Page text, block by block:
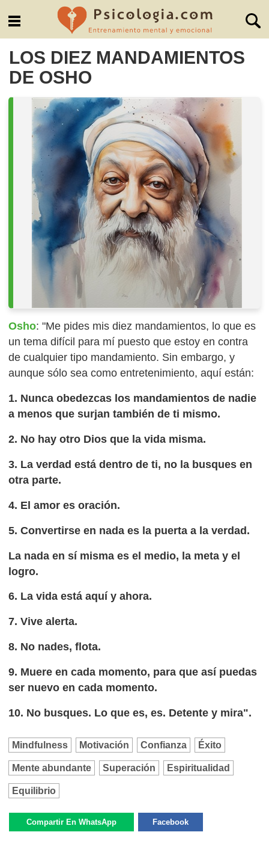
LOS DIEZ MANDAMIENTOS
DE OSHO
Osho: "Me pides mis diez mandamientos, lo que es
un tema difícil para mí puesto que estoy en contra
de cualquier tipo mandamiento. Sin embargo, y
aunque sólo sea como entretenimiento, aquí están:
1. Nunca obedezcas los mandamientos de nadie
a menos que surjan también de ti mismo.
2. No hay otro Dios que la vida misma.
3. La verdad está dentro de ti, no la busques en
otra parte.
4. El amor es oración.
5. Convertirse en nada es la puerta a la verdad.
La nada en sí misma es el medio, la meta y el
logro.
6. La vida está aquí y ahora.
7. Vive alerta.
8. No nades, flota.
9. Muere en cada momento, para que así puedas
ser nuevo en cada momento.
10. No busques. Lo que es, es. Detente y mira".
Mindfulness Motivación Confianza Éxito
Mente abundante Superación Espiritualidad
Equilibrio
Compartir En WhatsApp Facebook